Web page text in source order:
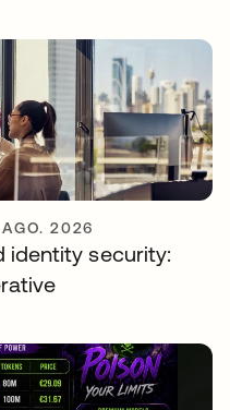
2026
identity security: